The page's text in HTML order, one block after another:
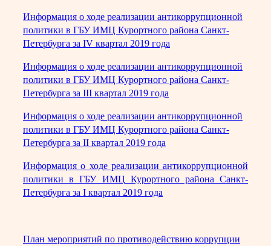
Информация о ходе реализации антикоррупционной
политики в ГБУ ИМЦ Курортного района Санкт-
Петербурга за IV квартал 2019 года
Информация о ходе реализации антикоррупционной
политики в ГБУ ИМЦ Курортного района Санкт-
Петербурга за III квартал 2019 года
Информация о ходе реализации антикоррупционной
политики в ГБУ ИМЦ Курортного района Санкт-
Петербурга за II квартал 2019 года
Информация о ходе реализации антикоррупционной
политики в ГБУ ИМЦ Курортного района Санкт-
Петербурга за I квартал 2019 года
План мероприятий по противодействию коррупции